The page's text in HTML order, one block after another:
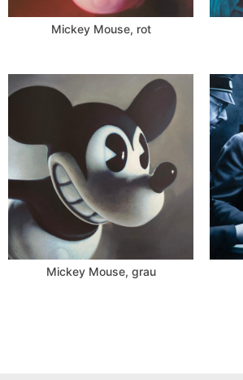
Mickey Mouse, rot
Mickey Mouse, grau